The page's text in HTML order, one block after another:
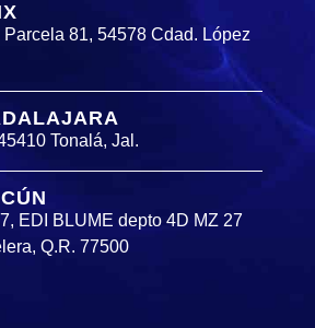
Parcela 81, 54578 Cdad. López
Tonalá, Jal.
EDI BLUME depto 4D MZ 27
Q.R. 77500